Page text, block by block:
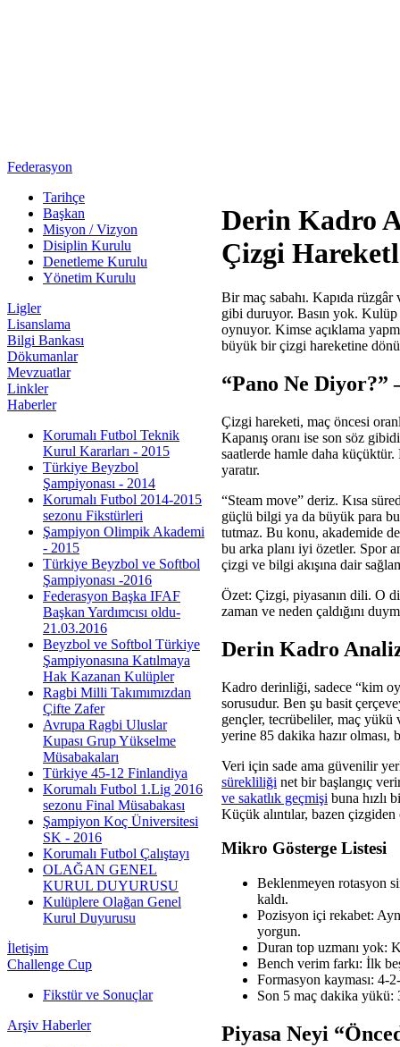
Federasyon
Tarihçe
Başkan
Misyon / Vizyon
Disiplin Kurulu
Denetleme Kurulu
Yönetim Kurulu
Ligler
Lisanslama
Bilgi Bankası
Dökumanlar
Mevzuatlar
Linkler
Haberler
Korumalı Futbol Teknik
Kurul Kararları - 2015
Türkiye Beyzbol
Şampiyonası - 2014
Korumalı Futbol 2014-2015
sezonu Fikstürleri
Şampiyon Olimpik Akademi
- 2015
Türkiye Beyzbol ve Softbol
Şampiyonası -2016
Federasyon Başka IFAF
Başkan Yardımcısı oldu-
21.03.2016
Beyzbol ve Softbol Türkiye
Şampiyonasına Katılmaya
Hak Kazanan Kulüpler
Ragbi Milli Takımımızdan
Çifte Zafer
Avrupa Ragbi Uluslar
Kupası Grup Yükselme
Müsabakaları
Türkiye 45-12 Finlandiya
Korumalı Futbol 1.Lig 2016
sezonu Final Müsabakası
Şampiyon Koç Üniversitesi
SK - 2016
Korumalı Futbol Çalıştayı
OLAĞAN GENEL
KURUL DUYURUSU
Kulüplere Olağan Genel
Kurul Duyurusu
İletişim
Challenge Cup
Fikstür ve Sonuçlar
Arşiv Haberler
Derin Kadro
Çizgi
Bir maç sabahı. Kapıda rüzgâr
gibi duruyor. Basın yok. Kulüp
oynuyor. Kimse açıklama
büyük bir çizgi hareketine
“Pano Ne
Çizgi hareketi, maç öncesi
Kapanış oranı ise son söz
saatlerde hamle daha
yaratır.
“Steam move” deriz. Kısa
güçlü bilgi ya da büyük para
tutmaz. Bu konu, akademide
bu arka planı iyi özetler. Spor
çizgi ve bilgi akışına dair
Özet: Çizgi, piyasanın dili. O
zaman ve neden çaldığını
Derin Kadro
Kadro derinliği, sadece “kim
sorusudur. Ben şu basit
gençler, tecrübeliler, maç yükü
yerine 85 dakika hazır olması,
Veri için sade ama güvenilir
sürekliliği net bir başlangıç
ve sakatlık geçmişi buna hızlı
Küçük alıntılar, bazen
Mikro Gösterge Listesi
Beklenmeyen rotasyon
kaldı.
Pozisyon içi rekabet:
yorgun.
Duran top uzmanı yok:
Bench verim farkı: İlk
Formasyon kayması: 4-
Son 5 maç dakika yükü:
Piyasa Neyi